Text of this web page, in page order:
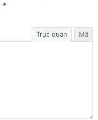
*
Trực quan Mã